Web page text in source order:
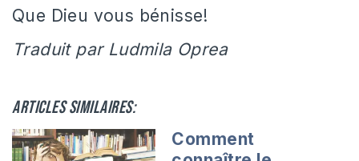
Que Dieu vous bénisse!
Traduit par Ludmila Oprea
Articles similaires:
Comment